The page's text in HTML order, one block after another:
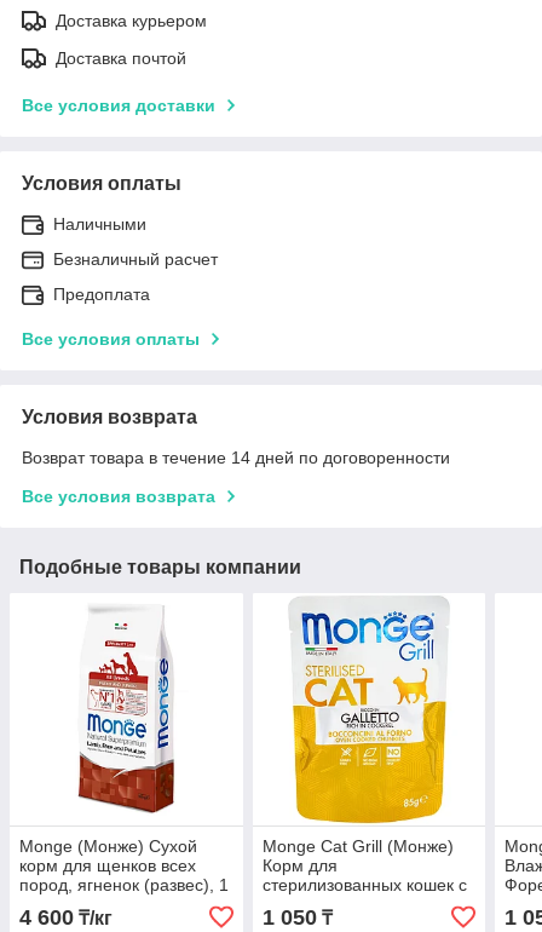
Доставка курьером
Доставка почтой
Все условия доставки
Условия оплаты
Наличными
Безналичный расчет
Предоплата
Все условия оплаты
Условия возврата
Возврат товара в течение 14 дней по договоренности
Все условия возврата
Подобные товары компании
Monge (Монже) Сухой
корм для щенков всех
пород, ягненок (развес), 1
4 600 ₸/кг
Monge Cat Grill (Монже)
Корм для
стерилизованных кошек с
курицей, 85 г
1 050₸ 1